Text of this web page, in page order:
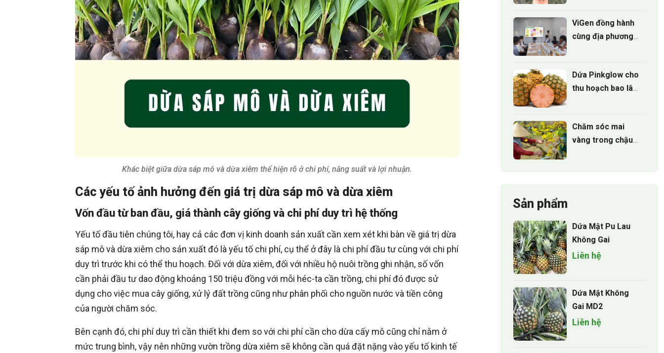
Khác biệt giữa dừa sáp mô và dừa xiêm thể hiện rõ ở chi phí, năng suất và lợi nhuận.
Các yếu tố ảnh hưởng đến giá trị dừa sáp mô và dừa xiêm
Vốn đầu từ ban đầu, giá thành cây giống và chi phí duy trì hệ thống
Yếu tố đầu tiên chúng tôi, hay cả các đơn vị kinh doanh sản xuất cần xem xét khi bàn về giá trị dừa
sáp mô và dừa xiêm cho sản xuất đó là yếu tố chi phí, cụ thể ở đây là chi phí đầu tư cùng với chi phí
duy trì trước khi có thể thu hoạch. Đối với dừa xiêm, đối với nhiều hộ nuôi trồng ghi nhận, số vốn
cần phải đầu tư dao động khoảng 150 triệu đồng với mỗi héc-ta cần trồng, chi phí đó được sử
dụng cho việc mua cây giống, xử lý đất trồng cũng như phân phối cho nguồn nước và tiền công
của người chăm sóc.
Bên cạnh đó, chi phí duy trì cần thiết khi đem so với chi phí cần cho dừa cấy mô cũng chỉ nằm ở
mức trung bình, vậy nên những vườn trồng dừa xiêm sẽ không cần quá đặt nặng vào yếu tố kinh tế
ViGen đồng hành
cùng địa phương
xôi cấy mô cho vụ
hoa tết 2027
Dứa Pinkglow cho
thu hoạch bao lâu
Chăm sóc mai
vàng trong chậu
Sản phẩm
Dứa Mật Pu Lau
Không Gai
Liên hệ
Dứa Mật Không
Gai MD2
Liên hệ